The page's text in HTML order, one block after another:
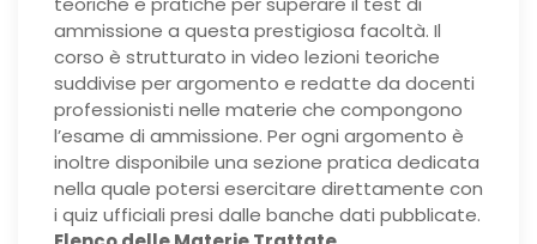
ammissione a questa prestigiosa facoltà. Il
corso è strutturato in video lezioni teoriche
suddivise per argomento e redatte da docenti
professionisti nelle materie che compongono
l’esame di ammissione. Per ogni argomento è
inoltre disponibile una sezione pratica dedicata
nella quale potersi esercitare direttamente con
i quiz ufficiali presi dalle banche dati pubblicate.